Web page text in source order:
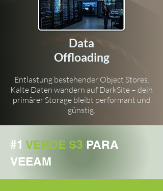
Data
Offloading
Entlastung bestehender Object Stores.
Kalte Daten wandern auf DarkSite – dein
primärer Storage bleibt performant und
günstig.
#1 VERDE S3 PARA
VEEAM